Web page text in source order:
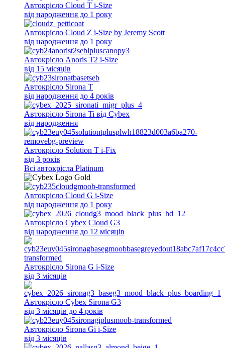
Автокрісло Cloud T i-Size
від народження до 1 року
Автокрісло Cloud Z i-Size by Jeremy Scott
від народження до 1 року
Автокрісло Anoris T2 i-Size
від 15 місяців
Автокрісло Sirona T
від народження до 4 років
Автокрісло Sirona Ti від Cybex
від народження
Автокрісло Solution T i-Fix
від 3 років
Всi автокрісла Platinum
Автокрісло Cloud G i-Size
від народження до 1 року
Автокрісло Cybex Cloud G3
від народження до 12 місяців
Автокрісло Sirona G i-Size
від 3 місяців
Автокрісло Cybex Sirona G3
від 3 місяців до 4 років
Автокрісло Sirona Gi i-Size
від 3 місяців